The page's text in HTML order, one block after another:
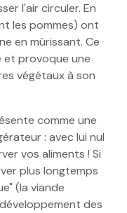
l'air circuler. En
les pommes) ont
en mûrissant. Ce
et provoque une
végétaux à son
comme une
: avec lui nul
vos aliments ! Si
plus longtemps
(la viande
des